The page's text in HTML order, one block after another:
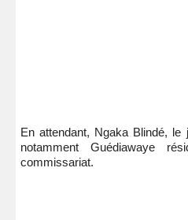
En attendant, Ngaka Blindé,
notamment Guédiawaye
commissariat.